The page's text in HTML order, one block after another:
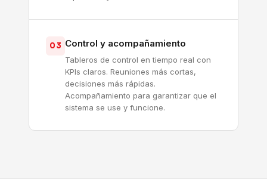
03 Control y acompañamiento
Tableros de control en tiempo real con
KPIs claros. Reuniones más cortas,
decisiones más rápidas.
Acompañamiento para garantizar que el
sistema se use y funcione.